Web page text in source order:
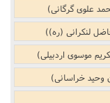
علوی گرگانی)
لنکرانی (ره))
موسوی اردبیلی)
وحید خراسانی)